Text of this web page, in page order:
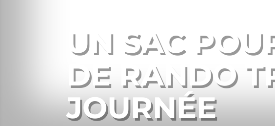
UN SAC
DE RANDO
JOURNÉE